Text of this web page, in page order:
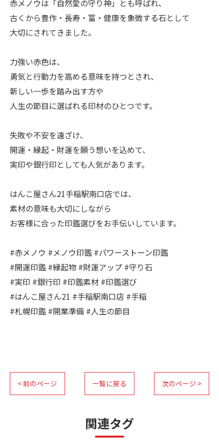
赤メノウは「自然愛の守り神」とも呼ばれ、
古くから豊作・長寿・富・健康を象徴する石として
大切にされてきました。
力強い赤色は、
勇気と行動力を高める意味を持つとされ、
新しい一歩を踏み出す方や
人生の節目に選ばれる印材のひとつです。
失敗や不安を遠ざけ、
開運・縁起・財運を願う想いを込めて、
実印や銀行印としても人気があります。
はんこ屋さん21手稲駅南口店では、
素材の意味も大切にしながら
お客様に合った印鑑選びをお手伝いしています。
#赤メノウ #メノウ印鑑 #パワーストーン印鑑
#開運印鑑 #縁起物 #財運アップ #守り石
#実印 #銀行印 #印鑑素材 #印鑑選び
#はんこ屋さん21 #手稲駅南口店 #手稲
#札幌印鑑 #開業準備 #人生の節目
< 前のページ 一覧に戻る 次のページ >
関連タグ